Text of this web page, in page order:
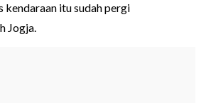
kendaraan itu sudah pergi
Jogja.